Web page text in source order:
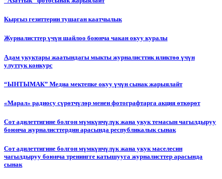
Кыргыз гезиттерин тушаган каатчылык
Журналисттер үчүн шайлоо боюнча чакан окуу куралы
Адам укуктары жаатындагы мыкты журналисттик иликтөө үчүн
улуттук конкурс
“ЫНТЫМАК” Медиа мектепке окуу үчүн сынак жарыялайт
«Марал» радиосу сүрөтчүлөр менен фотографтарга акция өткөрөт
Сот адилеттигине болгон мүмкүнчүлүк жана укук темасын чагылдыруу
боюнча журналисттердин арасында республикалык сынак
Сот адилеттигине болгон мүмкүнчүлүк жана укук маселесин
чагылдыруу боюнча тренингге катышууга журналисттер арасында
сынак